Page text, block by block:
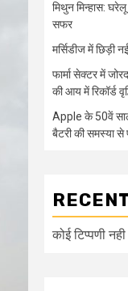
मिथुन मिन्हास:
सफर
मर्सिडीज में छिड़ी
फार्मा सेक्टर में
की आय में रिकॉर्ड
Apple के 50वें
बैटरी की समस्या से
कोई टिप्पणी